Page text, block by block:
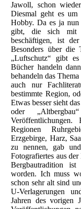
Jawoll, schon
Diesmal geht es
Hobby. Da es ja
gibt, die sich mit
beschäftigen, ist
Besonders über die
„Luftschutz“ gibt
Bücher handeln
behandeln das
auch nur
bestimmte Region,
Etwas besser sieht
oder
Veröffentlichungen.
Regionen
Erzgebirge, Harz,
zu nennen, gab
Fotografiertes aus
Bergbautradition
worden. Ich muss
schon sehr alt sind
U-Verlagerungen
Jahren des vorigen